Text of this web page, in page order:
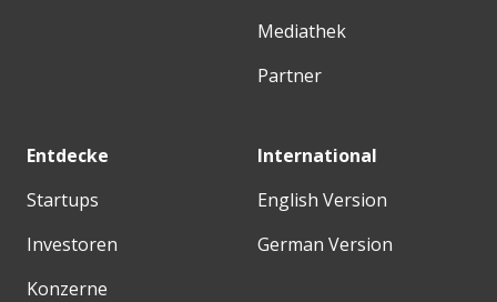
Mediathek
Partner
Entdecke
Startups
Investoren
Konzerne
International
English Version
German Version